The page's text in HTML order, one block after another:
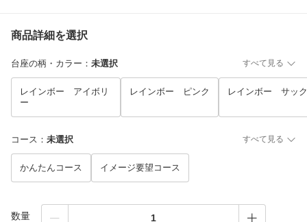
商品詳細を選択
台座の柄・カラー ： 未選択 すべて見る
レインボー アイボリ
ー
レインボー ピンク レインボー サッ
コース ： 未選択 すべて見る
かんたんコース イメージ要望コース
数量